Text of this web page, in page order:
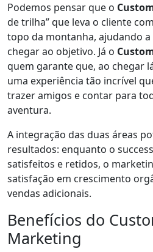
Podemos pensar que o
de trilha” que leva o cliente
topo da montanha, ajudando
chegar ao objetivo. Já o
quem garante que, ao chegar
uma experiência tão incrível
trazer amigos e contar para
aventura.
A integração das duas áreas
resultados: enquanto o
satisfeitos e retidos, o
satisfação em crescimento
vendas adicionais.
Benefícios do
Marketing